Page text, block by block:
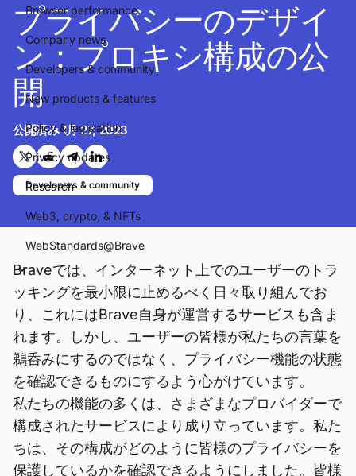
Browser performance
Company news
Developers & community
New products & features
Policy & legislation
Privacy updates
Research
Web3, crypto, & NFTs
WebStandards@Brave
プライバシーのデザイ
ン：プロキシ構成の公
開
公開済み1月 27, 2023
Twitterで共有する
Reddit で共有
Telegramで共有
LinkedInで共有
Developers & community
Braveでは、インターネット上でのユーザーのトラ
ッキングを最小限に止めるべく日々取り組んでお
り、これにはBrave自身が運営するサービスも含ま
れます。しかし、ユーザーの皆様が私たちの言葉を
鵜呑みにするのではなく、プライバシー機能の状態
を確認できるものにするよう心がけています。
私たちの機能の多くは、さまざまなプロバイダーで
構成されたサービスにより成り立っています。私た
ちは、その構成がどのように皆様のプライバシーを
保護しているかを確認できるようにしました。皆様